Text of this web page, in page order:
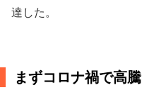
達した。
まずコロナ禍で高騰